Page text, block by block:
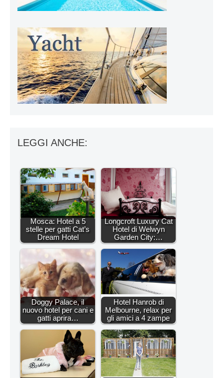
LEGGI ANCHE:
Mosca: Hotel a 5
stelle per gatti Cat’s
Dream Hotel
Longcroft Luxury Cat
Hotel di Welwyn
Garden City:…
Doggy Palace, il
nuovo hotel per cani e
gatti aprira…
Hotel Hanrob di
Melbourne, relax per
gli amici a 4 zampe